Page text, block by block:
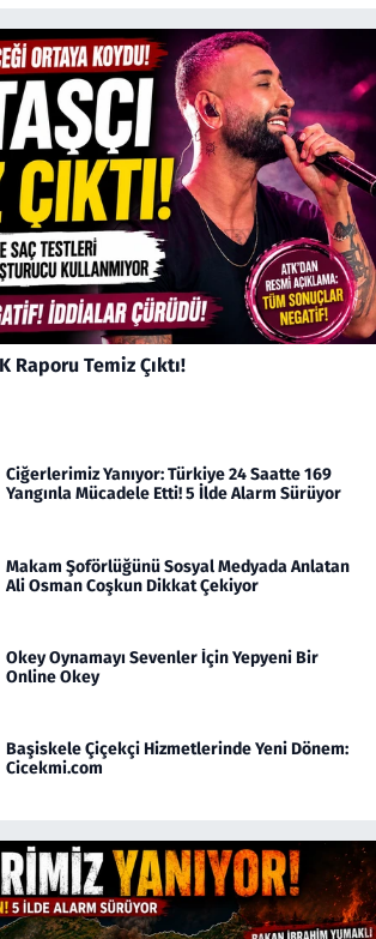
Raporu Temiz Çıktı!
Ciğerlerimiz Yanıyor: Türkiye 24 Saatte 169
Yangınla Mücadele Etti! 5 İlde Alarm Sürüyor
Makam Şoförlüğünü Sosyal Medyada Anlatan
Ali Osman Coşkun Dikkat Çekiyor
Okey Oynamayı Sevenler İçin Yepyeni Bir
Online Okey
Başiskele Çiçekçi Hizmetlerinde Yeni Dönem:
Cicekmi.com